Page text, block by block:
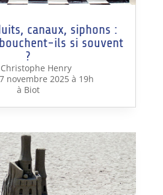
canaux, siphons :
ils si souvent
?
Henry
novembre 2025 à 19h
à Biot